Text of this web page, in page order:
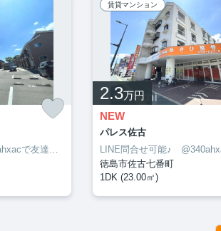
LINE問合せ可能♪ @340ahxacで友達検索して下さい
賃貸マンション
2.3万円
NEW
パレス佐古
徳島市佐古七番町
1DK (23.00㎡)